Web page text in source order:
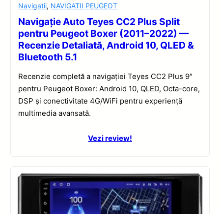
Navigatii, NAVIGATII PEUGEOT
Navigație Auto Teyes CC2 Plus Split
pentru Peugeot Boxer (2011–2022) —
Recenzie Detaliată, Android 10, QLED &
Bluetooth 5.1
Recenzie completă a navigației Teyes CC2 Plus 9″
pentru Peugeot Boxer: Android 10, QLED, Octa-core,
DSP și conectivitate 4G/WiFi pentru experiență
multimedia avansată.
Vezi review!